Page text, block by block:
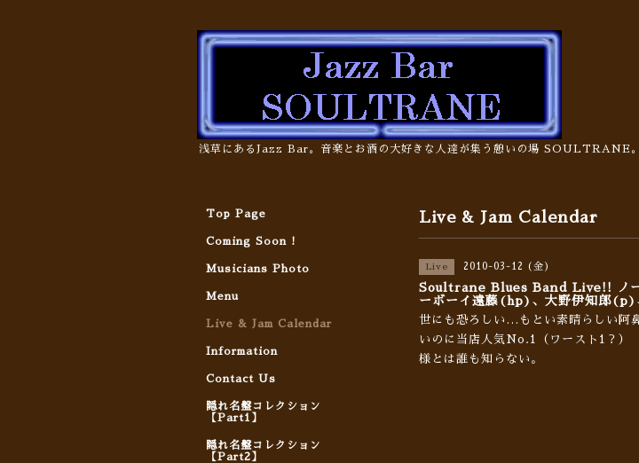
浅草にあるJazz Bar。音楽とお酒の大好きな人達が集う憩いの場 SOULTRANE。
Live & Jam Calendar
Live 2010-03-12 (金)
Soultrane Blues Band Live!! ノ
ーボーイ遠藤(hp)、大野伊知郎
世にも恐ろしい…もとい素晴らしい阿
いのに当店人気No.1（ワースト1？）
様とは誰も知らない。
Top Page
Coming Soon !
Musicians Photo
Menu
Live & Jam Calendar
Information
Contact Us
隠れ名盤コレクション
【Part1】
隠れ名盤コレクション
【Part2】